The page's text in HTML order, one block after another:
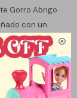

Gorro Abrigo
con un
sino que
Su diseño
rostro y
colores, este